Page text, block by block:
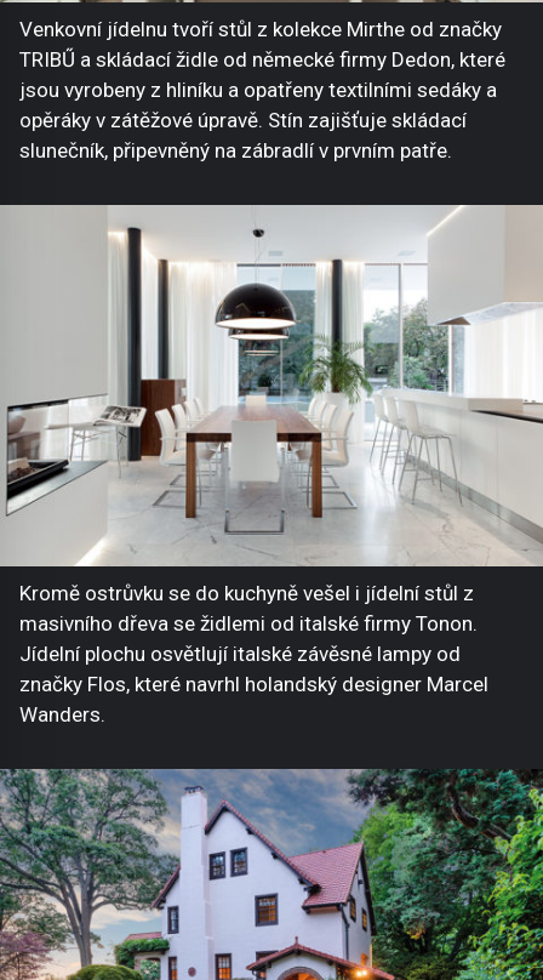
Venkovní jídelnu tvoří stůl z kolekce Mirthe od značky
TRIBŰ a skládací židle od německé firmy Dedon, které
jsou vyrobeny z hliníku a opatřeny textilními sedáky a
opěráky v zátěžové úpravě. Stín zajišťuje skládací
slunečník, připevněný na zábradlí v prvním patře.
Kromě ostrůvku se do kuchyně vešel i jídelní stůl z
masivního dřeva se židlemi od italské firmy Tonon.
Jídelní plochu osvětlují italské závěsné lampy od
značky Flos, které navrhl holandský designer Marcel
Wanders.